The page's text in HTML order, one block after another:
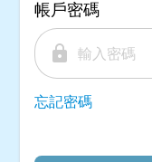
帳戶密碼
lock
忘記密碼